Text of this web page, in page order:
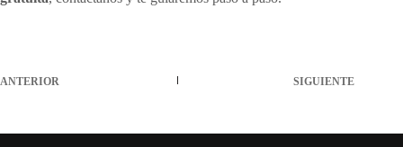
ANTERIOR SIGUIENTE